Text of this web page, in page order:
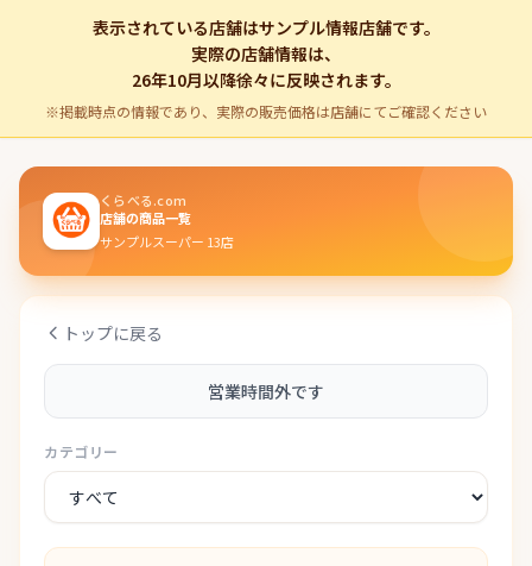
表示されている店舗はサンプル情報店舗です。
実際の店舗情報は、
26年10月以降徐々に反映されます。
※掲載時点の情報であり、実際の販売価格は店舗にてご確認ください
くらべる.com
店舗の商品一覧
サンプルスーパー 13店
トップに戻る
営業時間外です
カテゴリー